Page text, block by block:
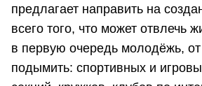
предлагает направить на
всего того, что может отвлечь
в первую очередь молодёжь,
подымить: спортивных и